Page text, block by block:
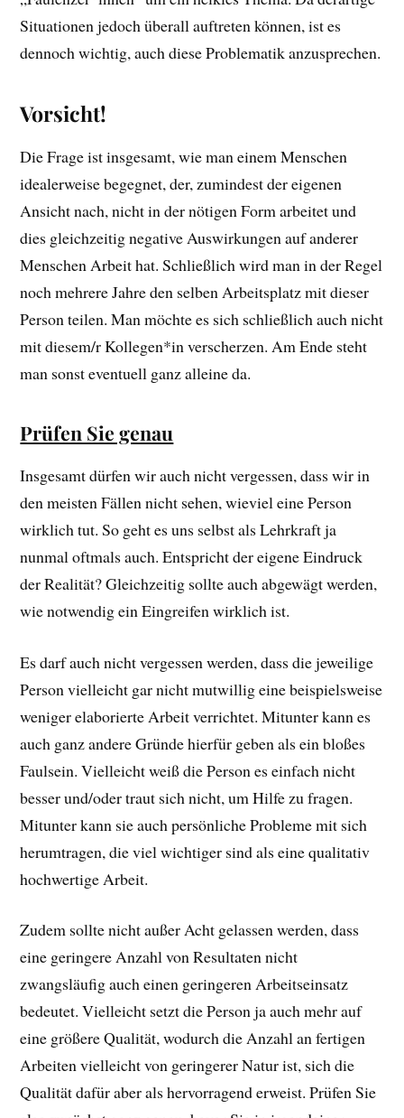
Situationen jedoch überall auftreten können, ist es
dennoch wichtig, auch diese Problematik anzusprechen.
Vorsicht!
Die Frage ist insgesamt, wie man einem Menschen
idealerweise begegnet, der, zumindest der eigenen
Ansicht nach, nicht in der nötigen Form arbeitet und
dies gleichzeitig negative Auswirkungen auf anderer
Menschen Arbeit hat. Schließlich wird man in der Regel
noch mehrere Jahre den selben Arbeitsplatz mit dieser
Person teilen. Man möchte es sich schließlich auch nicht
mit diesem/r Kollegen*in verscherzen. Am Ende steht
man sonst eventuell ganz alleine da.
Prüfen Sie genau
Insgesamt dürfen wir auch nicht vergessen, dass wir in
den meisten Fällen nicht sehen, wieviel eine Person
wirklich tut. So geht es uns selbst als Lehrkraft ja
nunmal oftmals auch. Entspricht der eigene Eindruck
der Realität? Gleichzeitig sollte auch abgewägt werden,
wie notwendig ein Eingreifen wirklich ist.
Es darf auch nicht vergessen werden, dass die jeweilige
Person vielleicht gar nicht mutwillig eine beispielsweise
weniger elaborierte Arbeit verrichtet. Mitunter kann es
auch ganz andere Gründe hierfür geben als ein bloßes
Faulsein. Vielleicht weiß die Person es einfach nicht
besser und/oder traut sich nicht, um Hilfe zu fragen.
Mitunter kann sie auch persönliche Probleme mit sich
herumtragen, die viel wichtiger sind als eine qualitativ
hochwertige Arbeit.
Zudem sollte nicht außer Acht gelassen werden, dass
eine geringere Anzahl von Resultaten nicht
zwangsläufig auch einen geringeren Arbeitseinsatz
bedeutet. Vielleicht setzt die Person ja auch mehr auf
eine größere Qualität, wodurch die Anzahl an fertigen
Arbeiten vielleicht von geringerer Natur ist, sich die
Qualität dafür aber als hervorragend erweist. Prüfen Sie